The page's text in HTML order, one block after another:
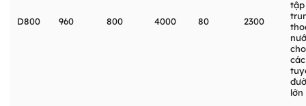
D800 960 800 4000 80 2300
tập
cho
các
lớn